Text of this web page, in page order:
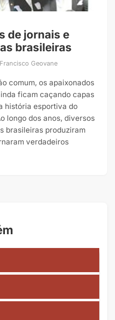
de jornais e
brasileiras
Francisco Geovane
comum, os apaixonados
ficam caçando capas
história esportiva do
longo dos anos, diversos
brasileiras produziram
verdadeiros